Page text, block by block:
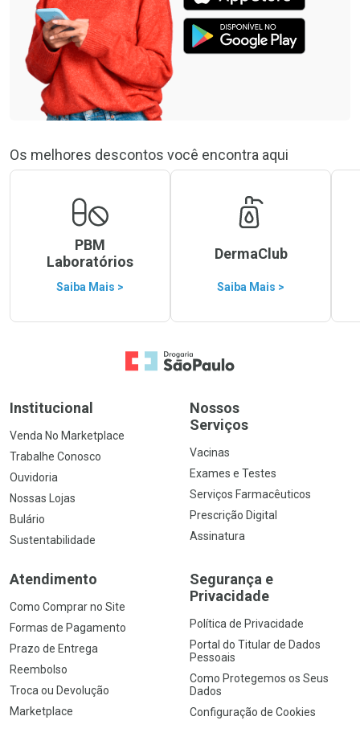
Os melhores descontos você encontra aqui
PBM
Laboratórios
Saiba Mais >
DermaClub
Saiba Mais >
Ir para a Home
Institucional
Venda No Marketplace
Trabalhe Conosco
Ouvidoria
Nossas Lojas
Bulário
Sustentabilidade
Nossos
Serviços
Vacinas
Exames e Testes
Serviços Farmacêuticos
Prescrição Digital
Assinatura
Atendimento
Como Comprar no Site
Formas de Pagamento
Prazo de Entrega
Reembolso
Troca ou Devolução
Marketplace
Segurança e
Privacidade
Política de Privacidade
Portal do Titular de Dados
Pessoais
Como Protegemos os Seus
Dados
Configuração de Cookies